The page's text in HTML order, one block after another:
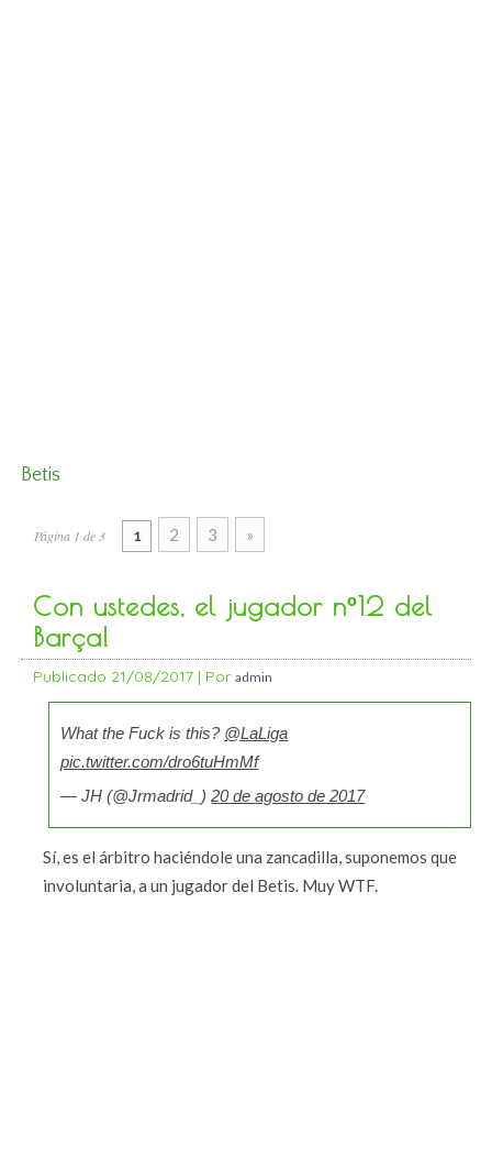
Betis
Página 1 de 3 1 2 3 »
Con ustedes, el jugador nº12 del
Barça!
Publicado 21/08/2017 | Por admin
What the Fuck is this? @LaLiga
pic.twitter.com/dro6tuHmMf
— JH (@Jrmadrid_)20 de agosto de 2017
Sí, es el árbitro haciéndole una zancadilla, suponemos que
involuntaria, a un jugador del Betis. Muy WTF.